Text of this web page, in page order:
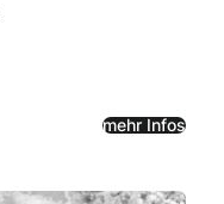
mehr Infos